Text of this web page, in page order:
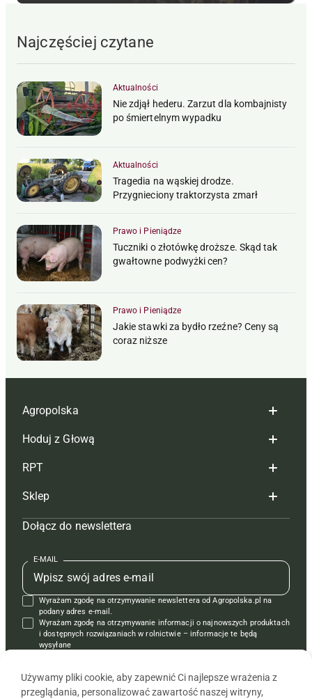
Najczęściej czytane
Aktualności
Nie zdjął hederu. Zarzut dla kombajnisty
po śmiertelnym wypadku
Aktualności
Tragedia na wąskiej drodze.
Przygnieciony traktorzysta zmarł
Prawo i Pieniądze
Tuczniki o złotówkę droższe. Skąd tak
gwałtowne podwyżki cen?
Prawo i Pieniądze
Jakie stawki za bydło rzeźne? Ceny są
coraz niższe
Agropolska
Redakcja
Reklama
Tagi
Mapa serwisu
Kontakt
Regulamin
Polityka prywatności
Hoduj z Głową
Hoduj z głową bydło
Hoduj z głową świnie
Prenumerata
Redakcja
Kontakt
Reklama
RPT
Redakcja
Prenumerata
Reklama
Kontakt
Krzyżówki
Sklep
Czasopisma i prenumerata
Książki
Regulamin
Dołącz do newslettera
E-MAIL
Wyrażam zgodę na otrzymywanie newslettera od Agropolska.pl na
podany adres e-mail.
Wyrażam zgodę na otrzymywanie informacji o najnowszych produktach
i dostępnych rozwiązaniach w rolnictwie – informacje te będą
wysyłane
Używamy pliki cookie, aby zapewnić Ci najlepsze wrażenia z
przeglądania, personalizować zawartość naszej witryny,